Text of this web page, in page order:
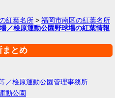
紅葉名所 > 福岡市南区の紅葉名所
／桧原運動公園野球場の紅葉情報
まとめ
桧原運動公園管理事務所
動公園